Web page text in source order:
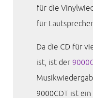
für die
für
Da die CD für
ist, ist der
9000CDT ist